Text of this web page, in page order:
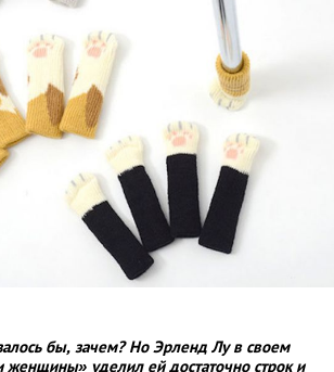
бы, зачем? Но Эрленд Лу в своем
женщины» уделил ей достаточно строк и